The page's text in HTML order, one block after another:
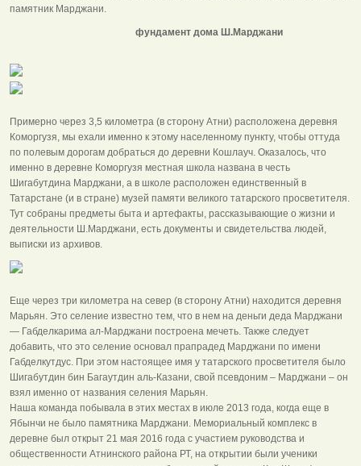
памятник Марджани.
фундамент дома Ш.Марджани
Примерно через 3,5 километра (в сторону Атни) расположена деревня
Коморгузя, мы ехали именно к этому населенному пункту, чтобы оттуда
по полевым дорогам добраться до деревни Кошлауч. Оказалось, что
именно в деревне Коморгузя местная школа названа в честь
Шигабутдина Марджани, а в школе расположен единственный в
Татарстане (и в стране) музей памяти великого татарского просветителя.
Тут собраны предметы быта и артефакты, рассказывающие о жизни и
деятельности Ш.Марджани, есть документы и свидетельства людей,
выписки из архивов.
Еще через три километра на север (в сторону Атни) находится деревня
Марьян. Это селение известно тем, что в нем на деньги деда Марджани
— Габделкарима ал-Марджани построена мечеть. Также следует
добавить, что это селение основал прапрадед Марджани по имени
Габделкутдус. При этом настоящее имя у татарского просветителя было
Шигабутдин бин Багаутдин аль-Казани, свой псевдоним – Марджани – он
взял именно от названия селения Марьян.
Наша команда побывала в этих местах в июле 2013 года, когда еще в
Ябынчи не было памятника Марджани. Мемориальный комплекс в
деревне был открыт 21 мая 2016 года с участием руководства и
общественности Атнинского района РТ, на открытии были ученики